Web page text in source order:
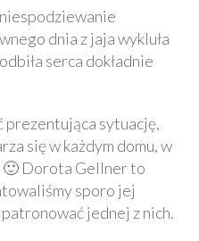
dnia z jaja wykluła
serca dokładnie
prezentująca sytuację,
się w każdym domu, w
🙂 Dorota Gellner to
sporo jej
jednej z nich.